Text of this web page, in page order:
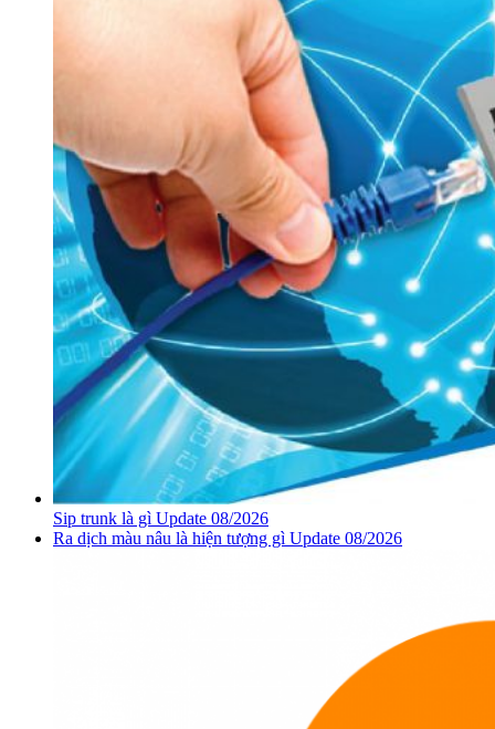
Sip trunk là gì Update 08/2026
Ra dịch màu nâu là hiện tượng gì Update 08/2026